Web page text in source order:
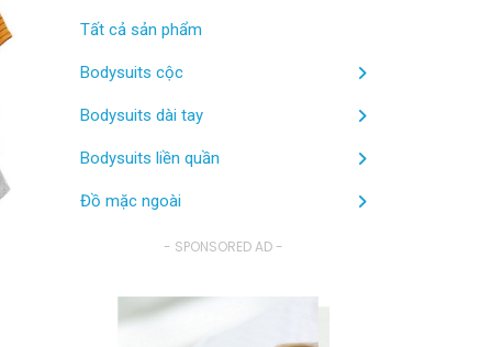
Tất cả sản phẩm
Bodysuits cộc
Bodysuits dài tay
Bodysuits liền quần
Đồ mặc ngoài
- SPONSORED AD -